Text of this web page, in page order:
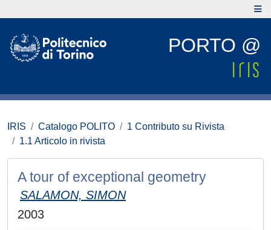
PORTO @
IRIS Catalogo POLITO
1 Contributo su Rivista
1.1 Articolo in rivista
A tour of exceptional geometry
SALAMON, SIMON
2003